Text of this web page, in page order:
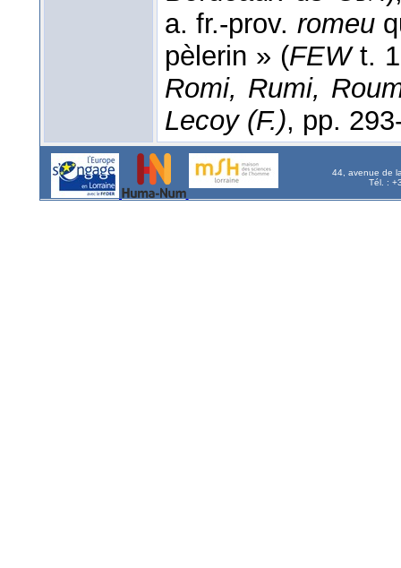
a. fr.-prov. romeu
pèlerin » (FEWt.
Romi, Rumi,
Lecoy (F.), pp.
44, avenue de
Tél. :